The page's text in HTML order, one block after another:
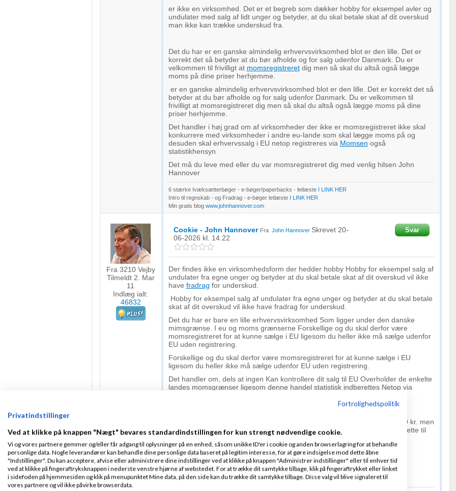
er ikke en virksomhed. Det er et begreb som dækker hobby for eksempel avler og
undulater med salg af lidt unger og betyder, at du skal betale skat af dit overskud
man ikke kan trække underskud fra.
Det du har er en ganske almindelig erhvervsvirksomhed blot er den lille. Det er
korrekt det så betyder at du bør afholde og for salg udenfor Danmark. Du er
velkommen til frivilligt at momsregistreretdig men så skal du altså også lægge
moms på dine priser herhjemme.
er en ganske almindelig erhvervsvirksomhed blot er den lille. Det er korrekt det så
betyder at du bør afholde og for salg udenfor Danmark. Du er velkommen til
frivilligt at momsregistreret dig men så skal du altså også lægge moms på dine
priser herhjemme.
Det handler i høj grad om af virksomheder der ikke er momsregistreret ikke skal
konkurrere med virksomheder i andre eu-lande som skal lægge moms på og
desuden skal erhvervssalg i EU netop registreres via Momsen også
statistikhensyn
Det må du leve med eller du var momsregistreret dig med venlig hilsen John
Hannover
6 stærke Ivæksætterbøger - e-bøger/paperbacks - letlæsteI LINK HER
Intro til regnskab - og Fradrag - e-bøger letlæste I LINK HER
Min gratis blog www.johnhannover.com
Fra 3210 Vejby
Tilmeldt 2. Mar
11
Indlæg ialt:
46832
Cookie - John Hannover Fra John Hannover Skrevet 20-
06-2026 kl. 14:22
Svar
Der findes ikke en virksomhedsform der hedder hobby Hobby for eksempel salg af
undulater fra egne unger og betyder at du skal betale skat af dit overskud vil ikke
have fradrag for underskud.
Hobby for eksempel salg af undulater fra egne unger og betyder at du skal betale
skat af dit overskud vil ikke have fradrag for underskud.
Det du har er bare en lille erhvervsvirksomhed Som ligger under den danske
mimsgrænse. I eu og moms grænserne Forskellige og du skal derfor være
momsregistreret for at kunne sælge i EU ligesom du heller ikke må sælge udenfor
EU uden registrering.
Forskellige og du skal derfor være momsregistreret for at kunne sælge i EU
ligesom du heller ikke må sælge udenfor EU uden registrering.
Det handler om, dels at ingen Kan kontrollere dit salg til EU Overholder de enkelte
landes momsgrænser ligesom denne handel statistisk indberettes Netop via
Du kan således fint efter den danske moms grænse sælge op til de 50.000 kr. men
du er erhverv og du skal føre fuldtregnskabefter bogføringslov Og indberette til
Og indberette til skat.
Du må gerne frivillige momsregistrerede dig uansetomsætning
Venligst John Hannover
Fortrolighedspolitik
Privatindstillinger
Ved at klikke på knappen "Nægt" bevares standardindstillingen for kun strengt nødvendige cookie.
Vi og vores partnere gemmer og/eller får adgang til oplysninger på en enhed, såsom unikke ID'er i cookie og anden browserlagring for at behandle
personlige data. Nogle leverandører kan behandle dine personlige data baseret på legitim interesse, for at gøre indsigelse mod dette åbne
"Indstillinger". Du kan acceptere, afvise eller administrere dine indstillinger ved at klikke på knappen "Administrer indstillinger" eller til enhver tid
ved at klikke på fingeraftryksknappen i nederste venstre hjørne af webstedet. For at trække dit samtykke tilbage, klik på fingeraftrykket eller linket
i sidefoden på hjemmesiden og klik på menupunktet Mine data, på den side kan du trække dit samtykke tilbage. Disse valg vil blive signaleret til
vores partnere og vil ikke påvirke browserdata.